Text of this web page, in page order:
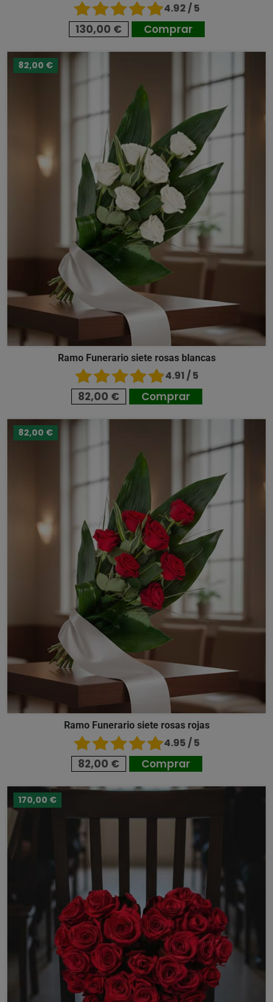
4.92 / 5
130,00 € Comprar
82,00 €
Ramo Funerario siete rosas blancas
4.91 / 5
82,00 € Comprar
82,00 €
Ramo Funerario siete rosas rojas
4.95 / 5
82,00 € Comprar
170,00 €